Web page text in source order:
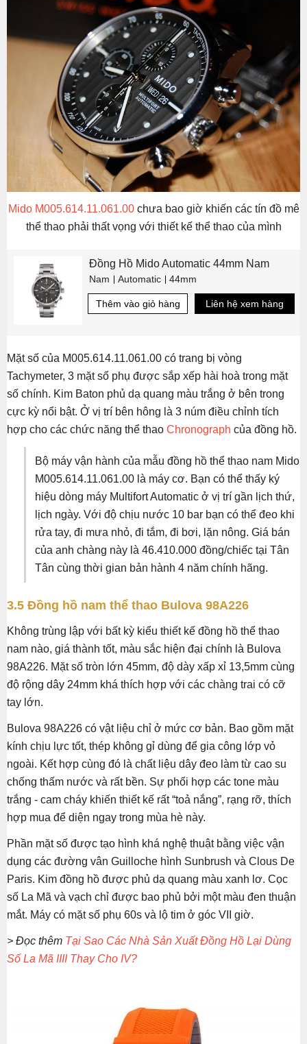
Mido M005.614.11.061.00chưa bao giờ khiến các tín đồ mê
thể thao phải thất vọng với thiết kế thể thao của mình
Đồng Hồ Mido Automatic 44mm Nam
Nam Automatic 44mm
Thêm vào giỏ hàng Liên hệ xem hàng
Mặt số của M005.614.11.061.00 có trang bị vòng
Tachymeter, 3 mặt số phụ được sắp xếp hài hoà trong mặt
số chính. Kim Baton phủ dạ quang màu trắng ở bên trong
cực kỳ nổi bật. Ở vị trí bên hông là 3 núm điều chỉnh tích
hợp cho các chức năng thể thao Chronograph của đồng hồ.
Bộ máy vận hành của mẫu đồng hồ thể thao nam Mido
M005.614.11.061.00 là máy cơ. Bạn có thể thấy ký
hiệu dòng máy Multifort Automatic ở vị trí gần lịch thứ,
lịch ngày. Với độ chịu nước 10 bar bạn có thể đeo khi
rửa tay, đi mưa nhỏ, đi tắm, đi bơi, lặn nông. Giá bán
của anh chàng này là 46.410.000 đồng/chiếc tại Tân
Tân cùng thời gian bản hành 4 năm chính hãng.
3.5 Đồng hồ nam thể thao Bulova 98A226
Không trùng lập với bất kỳ kiểu thiết kế đồng hồ thể thao
nam nào, giá thành tốt, màu sắc hiện đại chính là Bulova
98A226. Mặt số tròn lớn 45mm, độ dày xấp xỉ 13,5mm cùng
độ rộng dây 24mm khá thích hợp với các chàng trai có cỡ
tay lớn.
Bulova 98A226 có vật liệu chỉ ở mức cơ bản. Bao gồm mặt
kính chịu lực tốt, thép không gỉ dùng để gia công lớp vỏ
ngoài. Kết hợp cùng đó là chất liệu dây đeo làm từ cao su
chống thấm nước và rất bền. Sự phối hợp các tone màu
trắng - cam cháy khiến thiết kế rất “toả nắng”, rạng rỡ, thích
hợp mua để diện ngay trong mùa hè này.
Phần mặt số được tạo hình khá nghệ thuật bằng việc vận
dụng các đường vân Guilloche hình Sunbrush và Clous De
Paris. Kim đồng hồ được phủ dạ quang màu xanh lơ. Cọc
số La Mã và vạch chỉ được bao phủ bởi một màu đen thuận
mắt. Máy có mặt số phụ 60s và lộ tim ở góc VII giờ.
> Đọc thêm Tại Sao Các Nhà Sản Xuất Đồng Hồ Lại Dùng
Số La Mã IIII Thay Cho IV?